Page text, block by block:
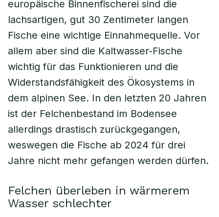
europäische Binnenfischerei sind die
lachsartigen, gut 30 Zentimeter langen
Fische eine wichtige Einnahmequelle. Vor
allem aber sind die Kaltwasser-Fische
wichtig für das Funktionieren und die
Widerstandsfähigkeit des Ökosystems in
dem alpinen See. In den letzten 20 Jahren
ist der Felchenbestand im Bodensee
allerdings drastisch zurückgegangen,
weswegen die Fische ab 2024 für drei
Jahre nicht mehr gefangen werden dürfen.
Felchen überleben in wärmerem
Wasser schlechter